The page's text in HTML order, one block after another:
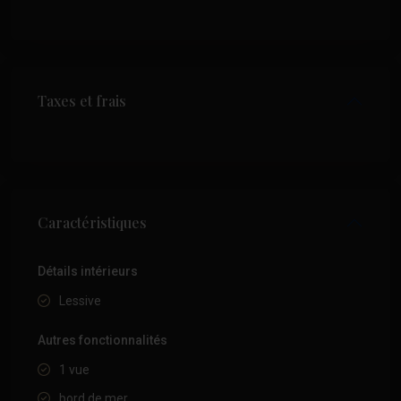
Taxes et frais
Caractéristiques
Détails intérieurs
Lessive
Autres fonctionnalités
1 vue